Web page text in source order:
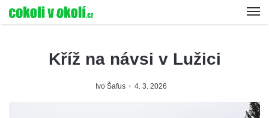
Kříž na návsi v Lužici
Ivo Šafus 4. 3. 2026